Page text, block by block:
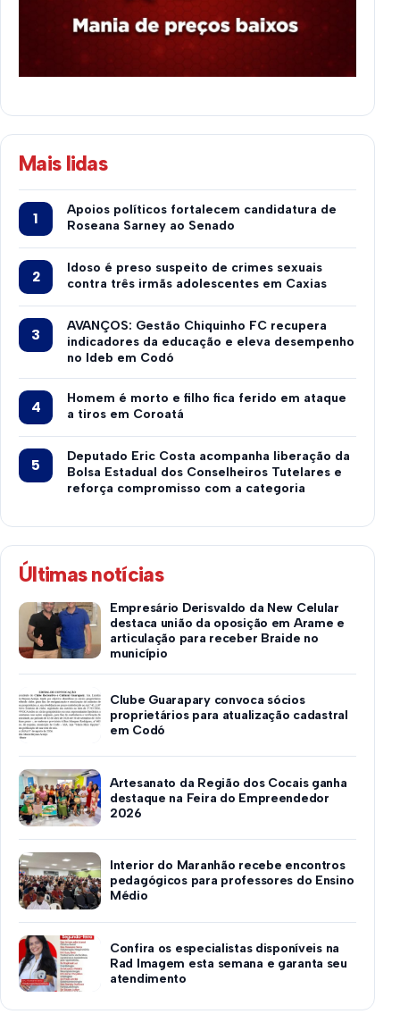
Mais lidas
Apoios políticos fortalecem candidatura de
Roseana Sarney ao Senado
Idoso é preso suspeito de crimes sexuais
contra três irmãs adolescentes em Caxias
AVANÇOS: Gestão Chiquinho FC recupera
indicadores da educação e eleva desempenho
no Ideb em Codó
Homem é morto e filho fica ferido em ataque
a tiros em Coroatá
Deputado Eric Costa acompanha liberação da
Bolsa Estadual dos Conselheiros Tutelares e
reforça compromisso com a categoria
Últimas notícias
Empresário Derisvaldo da New Celular
destaca união da oposição em Arame e
articulação para receber Braide no
município
Clube Guarapary convoca sócios
proprietários para atualização cadastral
em Codó
Artesanato da Região dos Cocais ganha
destaque na Feira do Empreendedor
2026
Interior do Maranhão recebe encontros
pedagógicos para professores do Ensino
Médio
Confira os especialistas disponíveis na
Rad Imagem esta semana e garanta seu
atendimento